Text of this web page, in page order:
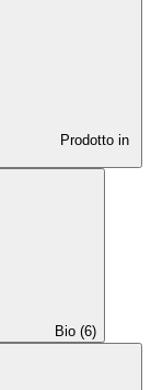
Prodotto in
Bio (6)